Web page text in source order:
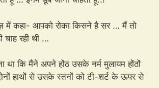
में कहा- आपको रोका किसने है सर … मैं तो
चाह रही थी …
था कि मैंने अपने होंठ उसके नर्म मुलायम होंठों
हाथों से उसके स्तनों को टी-शर्ट के ऊपर से